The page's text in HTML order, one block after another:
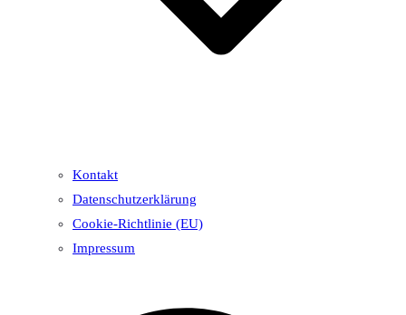
Kontakt
Datenschutzerklärung
Cookie-Richtlinie (EU)
Impressum